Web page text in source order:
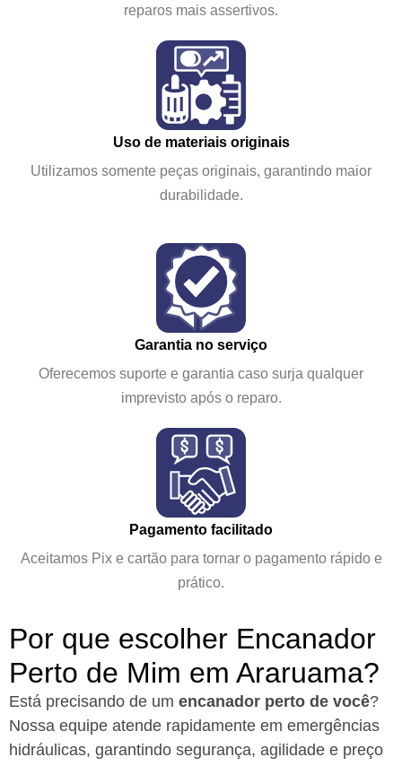
reparos mais assertivos.
Uso de materiais originais
Utilizamos somente peças originais, garantindo maior
durabilidade.
Garantia no serviço
Oferecemos suporte e garantia caso surja qualquer
imprevisto após o reparo.
Pagamento facilitado
Aceitamos Pix e cartão para tornar o pagamento rápido e
prático.
Por que escolher Encanador
Perto de Mim em Araruama?​
Está precisando de um encanador perto de você?
Nossa equipe atende rapidamente em emergências
hidráulicas, garantindo segurança, agilidade e preço